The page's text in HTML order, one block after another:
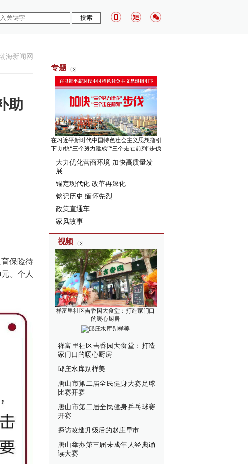
海新闻网
助
保险待
。个人
专题
在习近平新时代中国特色社会主义思想指引
下 加快“三个努力建成”“三个走在前列”步伐
大力优化营商环境 加快高质量发
展
锚定现代化 改革再深化
铭记历史 缅怀先烈
政策直通车
家风故事
视频
祥富里社区吉香园大食堂：打造家门口
的暖心厨房
邱庄水库别样美
祥富里社区吉香园大食堂：打造
家门口的暖心厨房
邱庄水库别样美
唐山市第二届全民健身大赛足球
比赛开赛
唐山市第二届全民健身乒乓球赛
开赛
探访改造升级后的赵庄早市
唐山举办第三届未成年人经典诵
读大赛